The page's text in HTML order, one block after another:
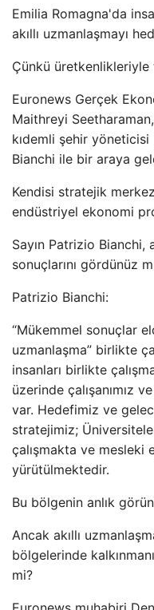
Emilia Romagna'da
akıllı uzmanlaşmayı
Çünkü üretkenlikleriyle
Euronews Gerçek
Maithreyi
kıdemli şehir
Bianchi ile bir araya
Kendisi stratejik
endüstriyel ekonomi
Sayın Patrizio Bianchi,
sonuçlarını gördünüz
Patrizio Bianchi:
“Mükemmel sonuçlar
uzmanlaşma” birlikte
insanları birlikte
üzerinde çalışanımız
var. Hedefimiz ve
stratejimiz;
çalışmakta ve mesleki
yürütülmektedir.
Bu bölgenin anlık
Ancak akıllı
bölgelerinde
mi?